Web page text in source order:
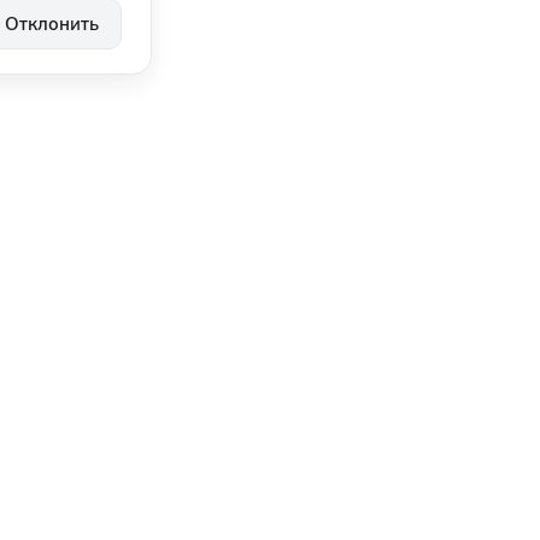
Отклонить